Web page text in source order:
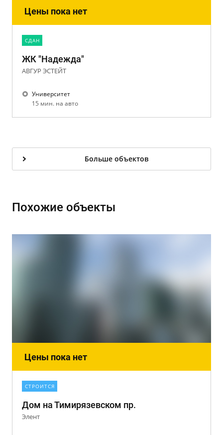
Цены пока нет
CДАН
ЖК "Надежда"
АВГУР ЭСТЕЙТ
Университет
15 мин. на авто
Больше объектов
Похожие объекты
Цены пока нет
СТРОИТСЯ
Дом на Тимирязевском пр.
Элент